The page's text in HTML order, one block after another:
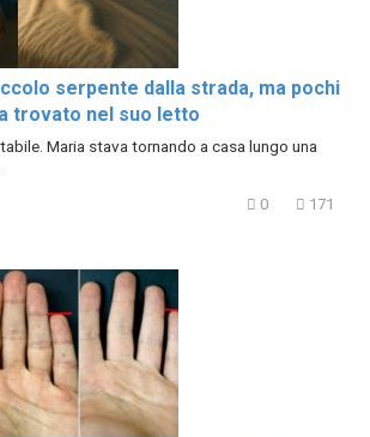
serpente dalla strada, ma pochi
trovato nel suo letto
Maria stava tornando a casa lungo una
0 171